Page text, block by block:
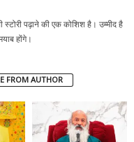
पढ़ाने की एक कोशिश है। उम्मीद है
होंगे।
FROM AUTHOR